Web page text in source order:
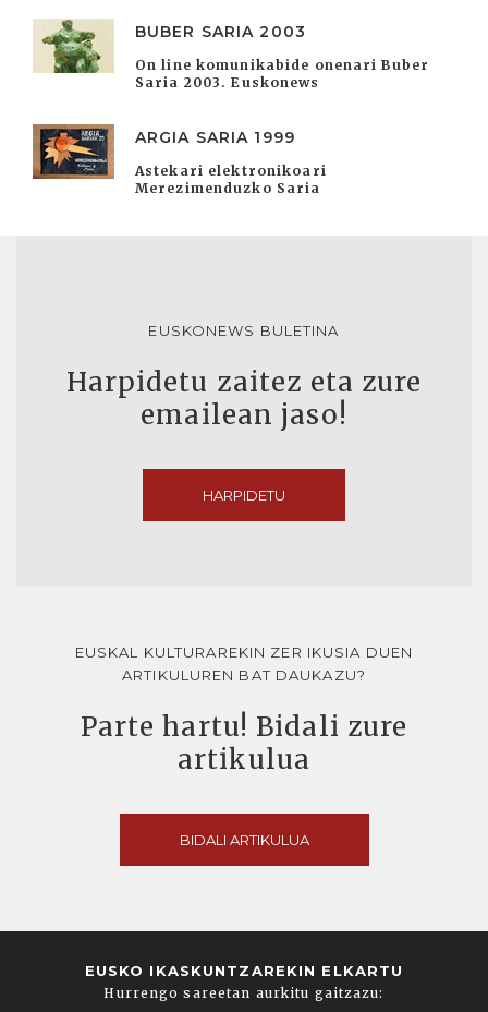
BUBER SARIA 2003
On line komunikabide onenari Buber
Saria 2003. Euskonews
ARGIA SARIA 1999
Astekari elektronikoari
Merezimenduzko Saria
EUSKONEWS BULETINA
Harpidetu zaitez eta zure
emailean jaso!
HARPIDETU
EUSKAL KULTURAREKIN ZER IKUSIA DUEN
ARTIKULUREN BAT DAUKAZU?
Parte hartu! Bidali zure
artikulua
BIDALI ARTIKULUA
EUSKO IKASKUNTZAREKIN ELKARTU
Hurrengo sareetan aurkitu gaitzazu: